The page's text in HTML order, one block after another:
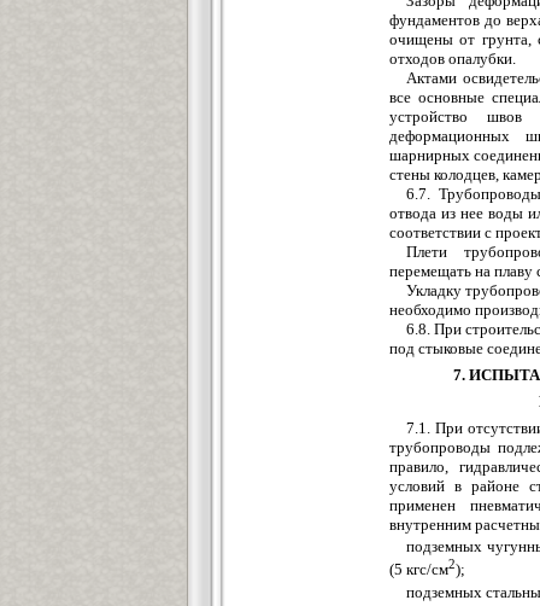
фундаментов до
очищены от грунта,
отходов опалубки.
Актами
все основные
устройство швов
деформационных
шарнирных
стены колодцев,
6.7. Тру
отвода из нее воды
соответствии с
Плети
перемещать на плаву
Укладку
необходимо
6.8. При
под стыковые
7.
7.1. При
трубопроводы
правило,
условий в районе
применен
внутренним
подземных
(5 кгс/см2);
подземных